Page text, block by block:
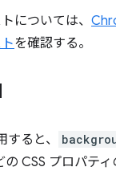
については、
を確認する。
すると、
の CSS プロパテ